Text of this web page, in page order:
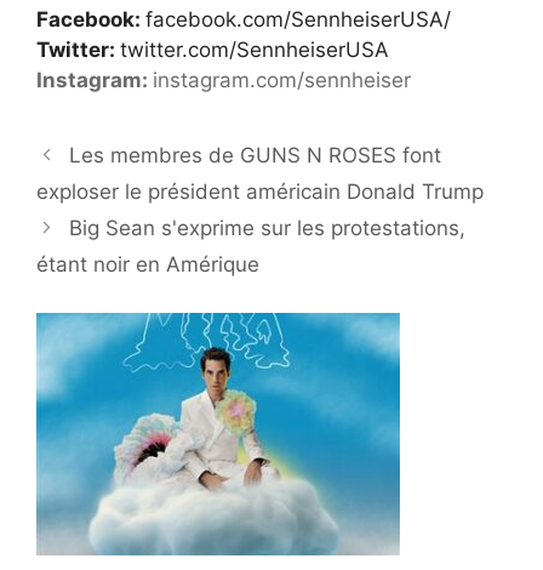
Facebook: facebook.com/SennheiserUSA/
Twitter: twitter.com/SennheiserUSA
Instagram: instagram.com/sennheiser
Les membres de GUNS N ROSES font
exploser le président américain Donald Trump
Big Sean s'exprime sur les protestations,
étant noir en Amérique